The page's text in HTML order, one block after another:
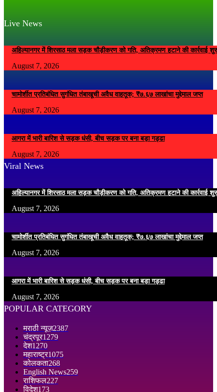
Live News
अहिल्यानगर में शिरसाठ मला सड़क चौड़ीकरण को गति, अतिक्रमण हटाने की कार्रवाई
August 7, 2026
चामोर्शीत प्रतिबंधित सुगंधित तंबाखूची अवैध वाहतूक; ₹७.६७ लाखांचा मुद्देमाल जप्त
August 7, 2026
आगरा में भारी बारिश से सड़क धंसी, बीच सड़क पर बना बड़ा गड्ढा
August 7, 2026
Viral News
अहिल्यानगर में शिरसाठ मला सड़क चौड़ीकरण को गति, अतिक्रमण हटाने की कार्रवाई
August 7, 2026
चामोर्शीत प्रतिबंधित सुगंधित तंबाखूची अवैध वाहतूक; ₹७.६७ लाखांचा मुद्देमाल जप्त
August 7, 2026
आगरा में भारी बारिश से सड़क धंसी, बीच सड़क पर बना बड़ा गड्ढा
August 7, 2026
POPULAR CATEGORY
मराठी न्यूज़2387
चंद्रपूर1279
देश1270
महाराष्ट्र1075
कोलकता268
English News259
राशिफल227
विदेश173